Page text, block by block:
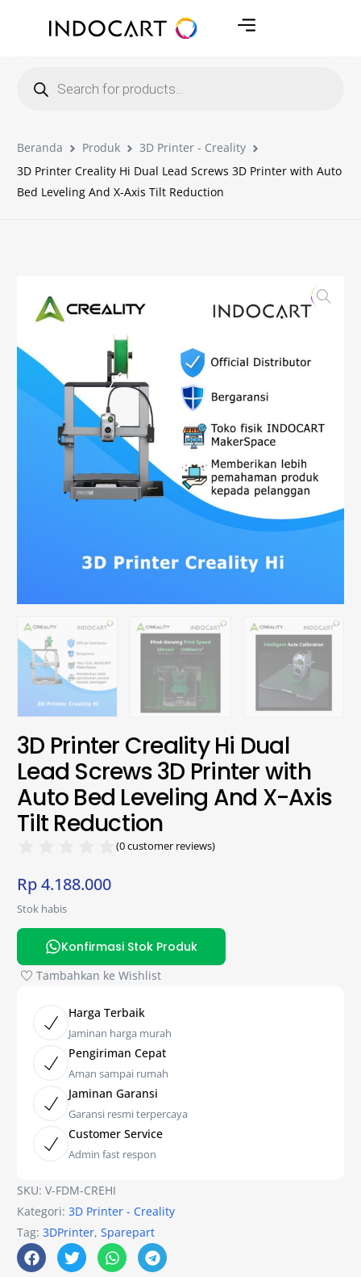
Beranda Produk
3D Printer - Creality
3D Printer Creality Hi Dual Lead Screws 3D Printer with Auto
Bed Leveling And X-Axis Tilt Reduction
3D Printer Creality Hi Dual
Lead Screws 3D Printer with
Auto Bed Leveling And X-Axis
Tilt Reduction
(0customer reviews)
Rp4.188.000
Stok habis
Konfirmasi Stok Produk
Tambahkan ke Wishlist
Harga Terbaik
Jaminan harga murah
Pengiriman Cepat
Aman sampai rumah
Jaminan Garansi
Garansi resmi terpercaya
Customer Service
Admin fast respon
SKU:V-FDM-CREHI
Kategori:3D Printer - Creality
Tag:3DPrinter,Sparepart